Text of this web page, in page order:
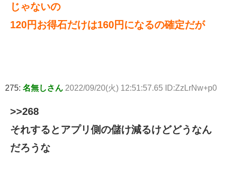
じゃないの
120円お得石だけは160円になるの確定だが
275: 名無しさん 2022/09/20(火) 12:51:57.65 ID:ZzLrNw+p0
>>268
それするとアプリ側の儲け減るけどどうなん
だろうな